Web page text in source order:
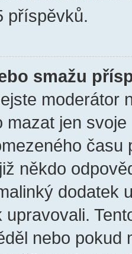
příspěvků.
smažu
moderátor
mazat jen
někdo
dodatek
nebo pokud